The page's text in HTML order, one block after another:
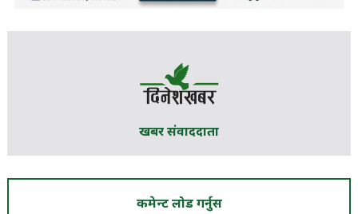
खबर संवाददाता
कमेन्ट लोड गर्नुस